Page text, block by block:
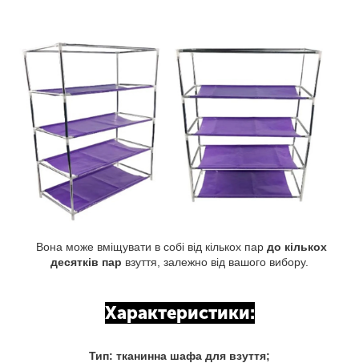
Вона може вміщувати в собі від кількох пар до кількох
десятків пар взуття, залежно від вашого вибору.
Характеристики:
Тип: тканинна шафа для взуття;